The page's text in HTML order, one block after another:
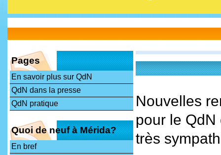
Pages
En savoir plus sur QdN
QdN dans la presse
QdN pratique
Quoi de neuf à Mérida?
En bref
Nouvelles
pour le
très